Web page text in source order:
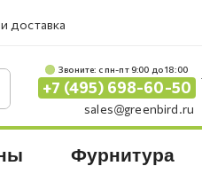
доставка
Звоните: c пн-пт 9:00 до 18:00
+7 (495) 698-60-50
sales@greenbird.ru
Фурнитура